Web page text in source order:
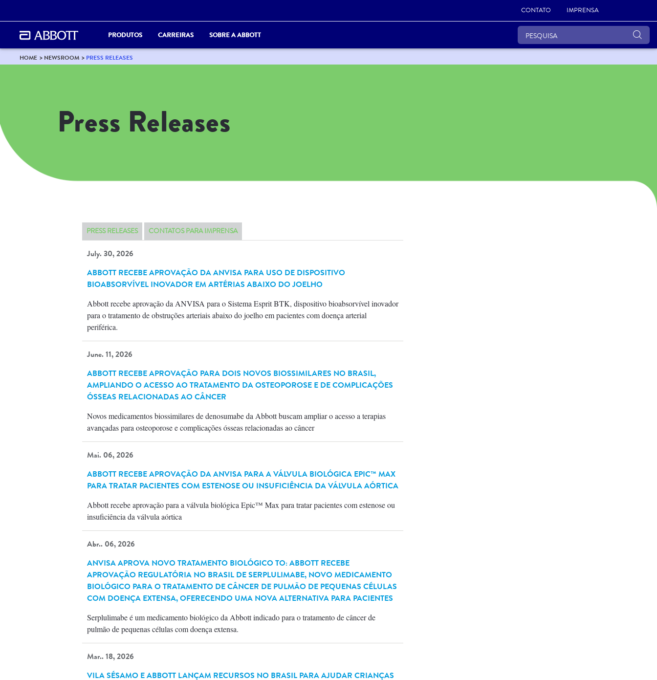
CONTATO IMPRENSA
PRODUTOS CARREIRAS SOBRE A ABBOTT
HOME NEWSROOM PRESS RELEASES
Press Releases
PRESS RELEASES CONTATOS PARA IMPRENSA
July. 30, 2026
ABBOTT RECEBE APROVAÇÃO DA ANVISA PARA USO DE DISPOSITIVO
BIOABSORVÍVEL INOVADOR EM ARTÉRIAS ABAIXO DO JOELHO
Abbott recebe aprovação da ANVISA para o Sistema Esprit BTK, dispositivo bioabsorvível inovador
para o tratamento de obstruções arteriais abaixo do joelho em pacientes com doença arterial
periférica.
June. 11, 2026
ABBOTT RECEBE APROVAÇÃO PARA DOIS NOVOS BIOSSIMILARES NO BRASIL,
AMPLIANDO O ACESSO AO TRATAMENTO DA OSTEOPOROSE E DE COMPLICAÇÕES
ÓSSEAS RELACIONADAS AO CÂNCER
Novos medicamentos biossimilares de denosumabe da Abbott buscam ampliar o acesso a terapias
avançadas para osteoporose e complicações ósseas relacionadas ao câncer
Mai. 06, 2026
ABBOTT RECEBE APROVAÇÃO DA ANVISA PARA A VÁLVULA BIOLÓGICA EPIC™ MAX
PARA TRATAR PACIENTES COM ESTENOSE OU INSUFICIÊNCIA DA VÁLVULA AÓRTICA
Abbott recebe aprovação para a válvula biológica Epic™ Max para tratar pacientes com estenose ou
insuficiência da válvula aórtica
Abr.. 06, 2026
ANVISA APROVA NOVO TRATAMENTO BIOLÓGICO TO: ABBOTT RECEBE
APROVAÇÃO REGULATÓRIA NO BRASIL DE SERPLULIMABE, NOVO MEDICAMENTO
BIOLÓGICO PARA O TRATAMENTO DE CÂNCER DE PULMÃO DE PEQUENAS CÉLULAS
COM DOENÇA EXTENSA, OFERECENDO UMA NOVA ALTERNATIVA PARA PACIENTES
Serplulimabe é um medicamento biológico da Abbott indicado para o tratamento de câncer de
pulmão de pequenas células com doença extensa.
Mar.. 18, 2026
VILA SÉSAMO E ABBOTT LANÇAM RECURSOS NO BRASIL PARA AJUDAR CRIANÇAS